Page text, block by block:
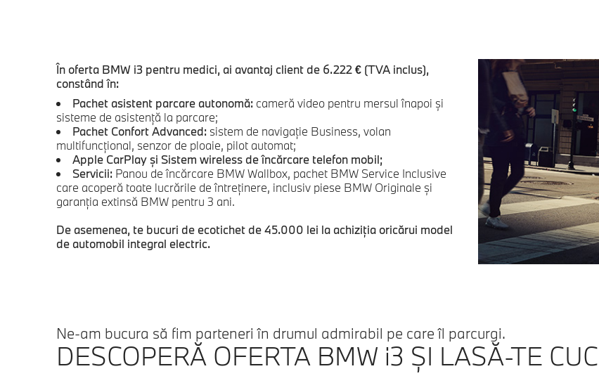
În oferta BMW i3 pentru medici, ai avantaj client de 6.222 € (TVA inclus),
constând în:
Pachet asistent parcare autonomă: cameră video pentru mersul înapoi şi
sisteme de asistenţă la parcare;
Pachet Confort Advanced: sistem de navigaţie Business, volan
multifuncţional, senzor de ploaie, pilot automat;
Apple CarPlay şi Sistem wireless de încărcare telefon mobil;
Servicii: Panou de încărcare BMW Wallbox, pachet BMW Service Inclusive
care acoperă toate lucrările de întreţinere, inclusiv piese BMW Originale şi
garanţia extinsă BMW pentru 3 ani.
De asemenea, te bucuri de ecotichet de 45.000 lei la achiziţia oricărui model
de automobil integral electric.
Ne-am bucura să fim parteneri în drumul admirabil pe care îl parcurgi.
DESCOPERĂ OFERTA BMW i3 ŞI LASĂ-TE